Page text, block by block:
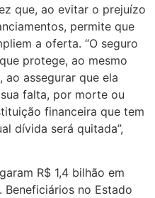
que, ao evitar o prejuízo
permite que
a oferta. “O seguro
protege, ao mesmo
assegurar que ela
falta, por morte ou
financeira que tem
dívida será quitada”,
R$ 1,4 bilhão em
no Estado